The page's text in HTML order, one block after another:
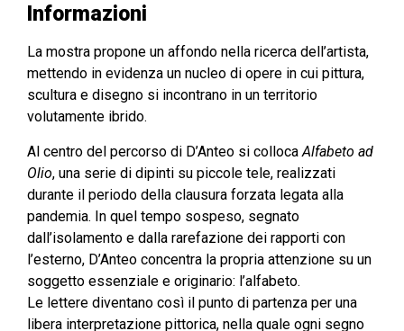
Informazioni
La mostra propone un affondo nella ricerca dell’artista,
mettendo in evidenza un nucleo di opere in cui pittura,
scultura e disegno si incontrano in un territorio
volutamente ibrido.
Al centro del percorso di D’Anteo si colloca Alfabeto ad
Olio, una serie di dipinti su piccole tele, realizzati
durante il periodo della clausura forzata legata alla
pandemia. In quel tempo sospeso, segnato
dall’isolamento e dalla rarefazione dei rapporti con
l’esterno, D’Anteo concentra la propria attenzione su un
soggetto essenziale e originario: l’alfabeto.
Le lettere diventano così il punto di partenza per una
libera interpretazione pittorica, nella quale ogni segno